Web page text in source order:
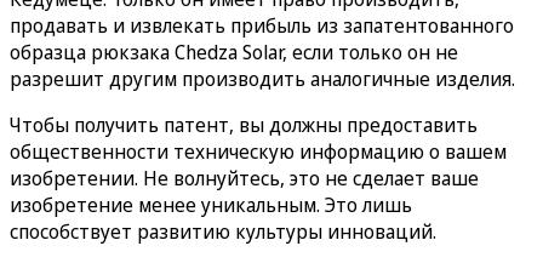
продавать и извлекать прибыль из запатентованного
образца рюкзака Chedza Solar, если только он не
разрешит другим производить аналогичные изделия.
Чтобы получить патент, вы должны предоставить
общественности техническую информацию о вашем
изобретении. Не волнуйтесь, это не сделает ваше
изобретение менее уникальным. Это лишь
способствует развитию культуры инноваций.